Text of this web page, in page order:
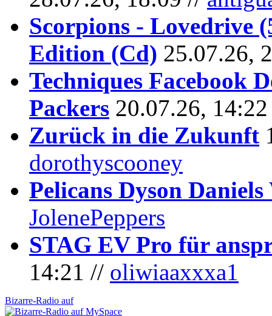
Scorpions - Lovedrive
Edition (Cd) 25.07.26,
Techniques Facebook
Packers 20.07.26,
Zurück in die Zukunft
dorothyscooney
Pelicans Dyson
JolenePeppers
STAG EV Pro für
14:21 // oliwiaaxxxa1
Bizarre-Radio auf